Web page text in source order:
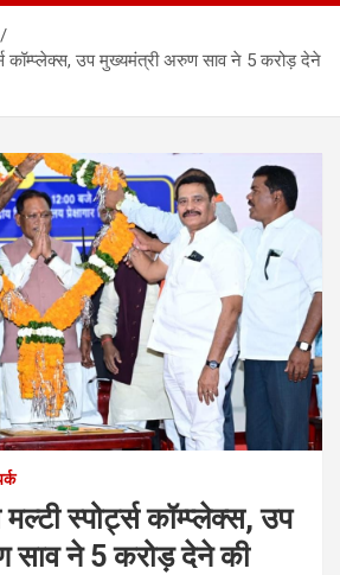
कॉम्प्लेक्स, उप मुख्यमंत्री अरुण साव ने 5 करोड़ देने
स्पोर्ट्स कॉम्प्लेक्स, उप
साव ने 5 करोड़ देने की